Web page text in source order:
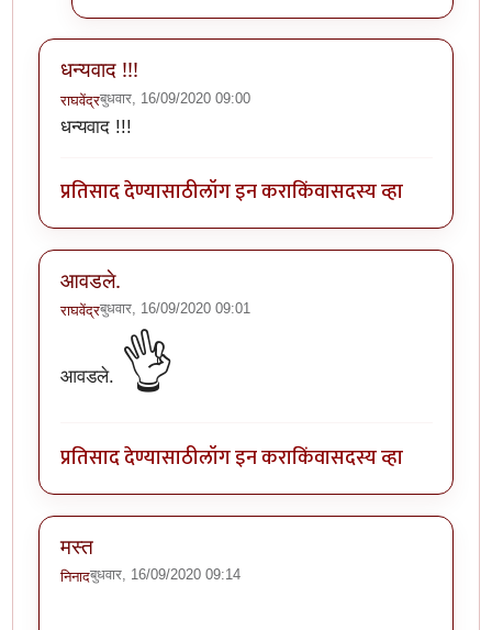
धन्यवाद !!!
राघवेंद्रबुधवार, 16/09/2020 09:00
धन्यवाद !!!
प्रतिसाद देण्यासाठीलॉग इन कराकिंवासदस्य व्हा
आवडले.
राघवेंद्रबुधवार, 16/09/2020 09:01
आवडले. 👌
प्रतिसाद देण्यासाठीलॉग इन कराकिंवासदस्य व्हा
मस्त
निनादबुधवार, 16/09/2020 09:14